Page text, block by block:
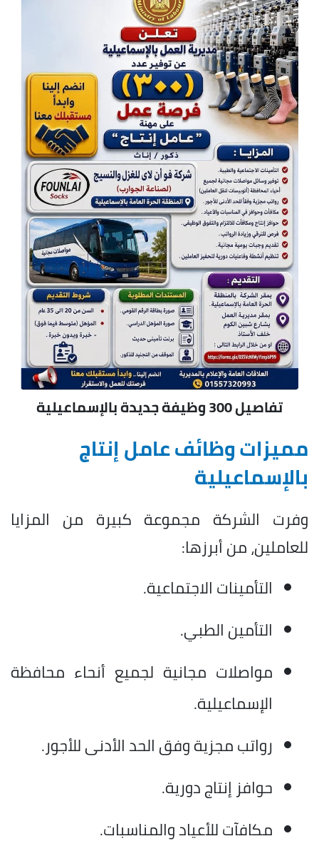
تفاصيل 300 وظيفة جديدة بالإسماعيلية
مميزات وظائف عامل إنتاج
بالإسماعيلية
وفرت الشركة مجموعة كبيرة من المزايا
للعاملين، من أبرزها:
التأمينات الاجتماعية.
التأمين الطبي.
مواصلات مجانية لجميع أنحاء محافظة
الإسماعيلية.
رواتب مجزية وفق الحد الأدنى للأجور.
حوافز إنتاج دورية.
مكافآت للأعياد والمناسبات.